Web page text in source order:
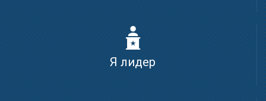
Я лидер